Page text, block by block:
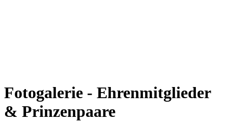
Fotogalerie - Ehrenmitglieder
& Prinzenpaare